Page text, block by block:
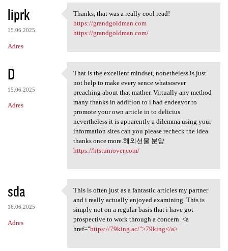
K
o
m
e
n
t
a
r
liprk
15.06.2025
Adres
Thanks, that was a really
Thanks, that was a really cool read!
https://grandgoldman.com
https://grandgoldman.com/
D
15.06.2025
Adres
That is the excellent mindset
That is the excellent mindset, nonetheless is just
not help to make every sence whatsoever
preaching about that mather. Virtually any method
many thanks in addition to i had endeavor to
promote your own article in to delicius
nevertheless it is apparently a dilemma using your
information sites can you please recheck the idea.
thanks once more.해외선물 분양
https://htsturnover.com/
sda
16.06.2025
Adres
This is often just as a
This is often just as a fantastic articles my partner
and i really actually enjoyed examining. This is
simply not on a regular basis that i have got
prospective to work through a concern. <a
href="https://79king.ac/">79king</a>